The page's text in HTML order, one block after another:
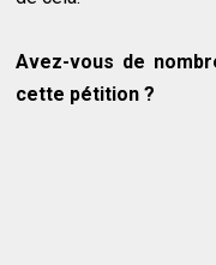
Avez-vous de
cette pétition ?